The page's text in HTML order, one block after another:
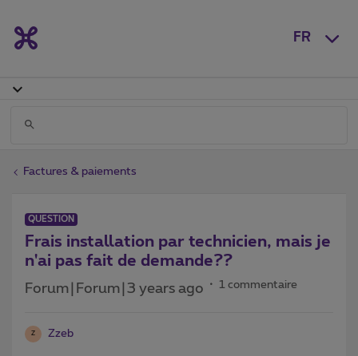
FR
Factures & paiements
QUESTION
Frais installation par technicien, mais je
n'ai pas fait de demande??
Forum|Forum|3 years ago 1 commentaire
Z Zzeb